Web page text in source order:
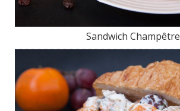
Sandwich Champêtre